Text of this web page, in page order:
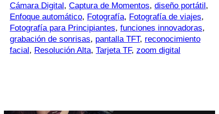
Cámara Digital, Captura de Momentos, diseño portátil,
Enfoque automático, Fotografía, Fotografía de viajes,
Fotografía para Principiantes, funciones innovadoras,
grabación de sonrisas, pantalla TFT, reconocimiento
facial, Resolución Alta, Tarjeta TF, zoom digital